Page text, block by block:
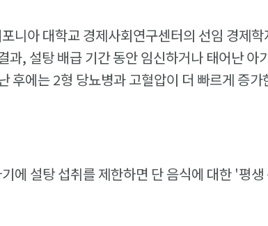
니아 대학교 경제사회연구센터의 선임 경제
과, 설탕 배급 기간 동안 임신하거나 태어난 아
후에는 2형 당뇨병과 고혈압이 더 빠르게 증
에 설탕 섭취를 제한하면 단 음식에 대한 '평